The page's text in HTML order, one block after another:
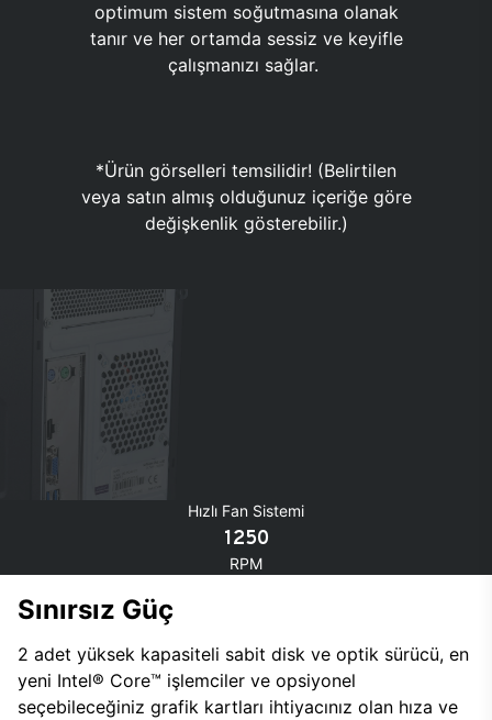
optimum sistem soğutmasına olanak
tanır ve her ortamda sessiz ve keyifle
çalışmanızı sağlar.
*Ürün görselleri temsilidir! (Belirtilen
veya satın almış olduğunuz içeriğe göre
değişkenlik gösterebilir.)
Hızlı Fan Sistemi
1250
RPM
Sınırsız Güç
2 adet yüksek kapasiteli sabit disk ve optik sürücü, en
yeni Intel® Core™ işlemciler ve opsiyonel
seçebileceğiniz grafik kartları ihtiyacınız olan hıza ve